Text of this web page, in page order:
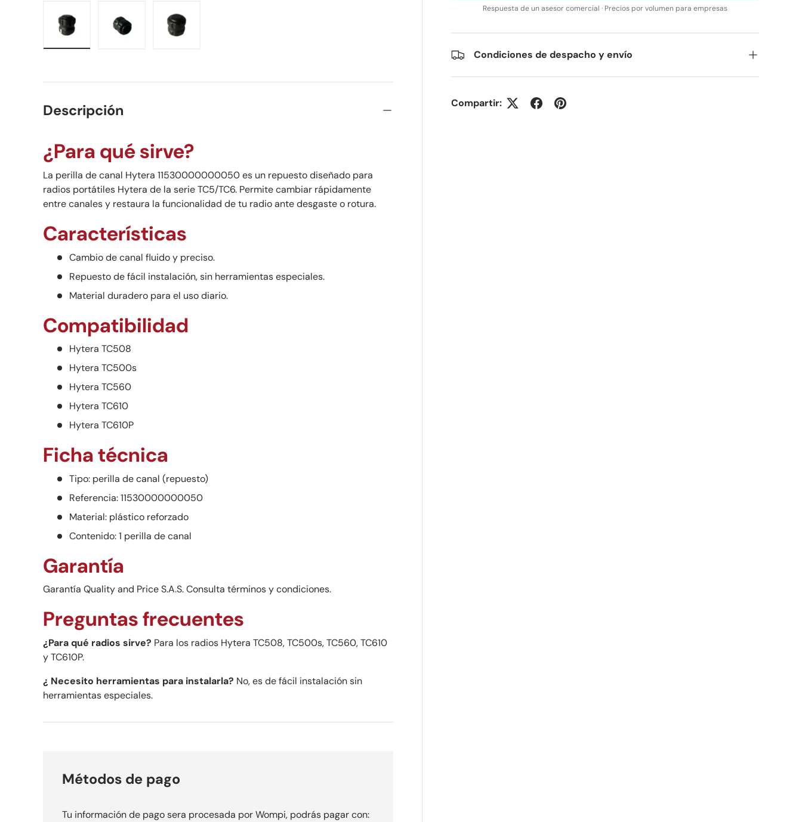
Respuesta de un asesor comercial · Precios por volumen para empresas
Condiciones de despacho y envío
Compartir:
Descripción
¿Para qué sirve?
La perilla de canal Hytera 11530000000050 es un repuesto diseñado para
radios portátiles Hytera de la serie TC5/TC6. Permite cambiar rápidamente
entre canales y restaura la funcionalidad de tu radio ante desgaste o rotura.
Características
Cambio de canal fluido y preciso.
Repuesto de fácil instalación, sin herramientas especiales.
Material duradero para el uso diario.
Compatibilidad
Hytera TC508
Hytera TC500s
Hytera TC560
Hytera TC610
Hytera TC610P
Ficha técnica
Tipo: perilla de canal (repuesto)
Referencia: 11530000000050
Material: plástico reforzado
Contenido: 1 perilla de canal
Garantía
Garantía Quality and Price S.A.S. Consulta términos y condiciones.
Preguntas frecuentes
¿Para qué radios sirve? Para los radios Hytera TC508, TC500s, TC560, TC610
y TC610P.
¿ Necesito herramientas para instalarla? No, es de fácil instalación sin
herramientas especiales.
Métodos de pago
Tu información de pago sera procesada por Wompi, podrás pagar con: